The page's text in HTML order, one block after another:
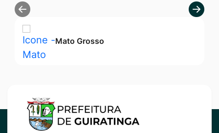
Mato Grosso